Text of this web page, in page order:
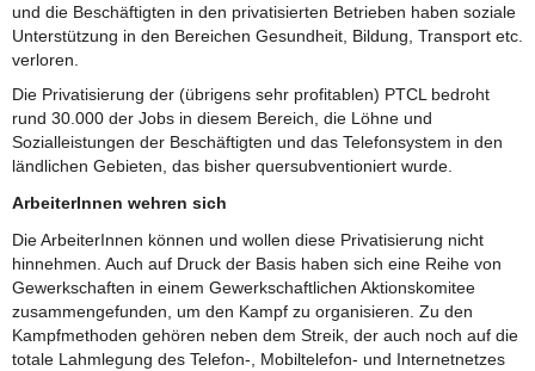
und die Beschäftigten in den privatisierten Betrieben haben soziale
Unterstützung in den Bereichen Gesundheit, Bildung, Transport etc.
verloren.
Die Privatisierung der (übrigens sehr profitablen) PTCL bedroht
rund 30.000 der Jobs in diesem Bereich, die Löhne und
Sozialleistungen der Beschäftigten und das Telefonsystem in den
ländlichen Gebieten, das bisher quersubventioniert wurde.
ArbeiterInnen wehren sich
Die ArbeiterInnen können und wollen diese Privatisierung nicht
hinnehmen. Auch auf Druck der Basis haben sich eine Reihe von
Gewerkschaften in einem Gewerkschaftlichen Aktionskomitee
zusammengefunden, um den Kampf zu organisieren. Zu den
Kampfmethoden gehören neben dem Streik, der auch noch auf die
totale Lahmlegung des Telefon-, Mobiltelefon- und Internetnetzes